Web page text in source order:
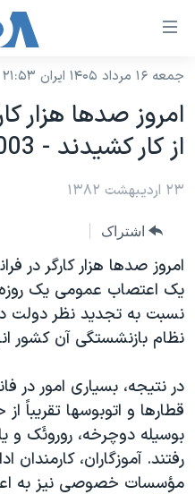
لینکهای
دسترسی
جهش
به
محتوای
اصلی
جهش
صفحه
اصلی
جهش
به
جستجو
نسخه سبک وب‌سایت
موضوع ها
ایران
آمریکا
ورزشی
گزیده‌ها
ویژه برنامه‌ها
ویدیوها
فرهنگ و زندگی
حقوق شهروندی
اقتصادی
برنامه های تلویزیونی
جدول برنامه ها
صفحه‌های ویژه
جام جهانی ۲۰۲۶
عملیات خشم حماسی
۲۵۰سالگی آمریکا
بایگانی برنامه‌های تلویزیونی
مستندها
انتخابات ریاست جمهوری آمریکا ۲۰۲۴
حمله جمهوری اسلامی به
فرکانس‌های صدای آمریکا
پخش رادیویی
دنبال کنید
جمعه ۱۶ مرداد ۱۴۰۵ ایران ۲۱:۵۳
امروز صدها هزار
از کار کشيدند - 2003-05-13
۲۳ اردیبهشت ۱۳۸۲
اشتراک
امروز صدها هزار کارگر در
يک اعتصاب عمومی يک
نسبت به تجديد نظر دولت
نظام بازنشستگی آن کشور
در نتيجه، بسياری امور در
قطارها و اتوبوسها تقريباً
بوسيله دوچرخه، روروئَک و
رفتند. آموزگاران،
مؤسسات خصوصی نيز به